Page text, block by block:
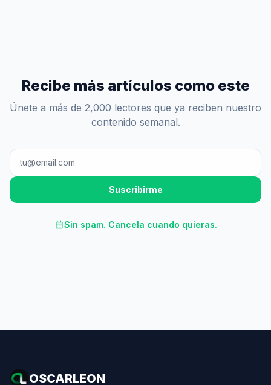
Recibe más artículos como este
Únete a más de 2,000 lectores que ya reciben nuestro
contenido semanal.
Suscribirme
calendar_monthSin spam. Cancela cuando quieras.
OSCARLEON